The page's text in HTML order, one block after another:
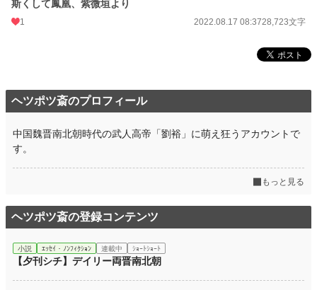
週間ポイント 0 pt (228,843 位)
月間ポイント 0 pt (228,843 位)
斯くして鳳凰、紫微垣より
1 2022.08.17 08:3728,723文字
ヘツポツ斎のプロフィール
中国魏晋南北朝時代の武人高帝「劉裕」に萌え狂うアカウントで
す。
もっと見る
ヘツポツ斎の登録コンテンツ
小説 ｴｯｾｲ・ﾉﾝﾌｨｸｼｮﾝ 連載中 ｼｮｰﾄｼｮｰﾄ
【夕刊シチ】デイリー両晋南北朝